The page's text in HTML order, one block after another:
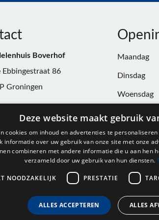
Boverhof
Ebbingestraat 86
Groningen
Maandag
Dinsdag
Woensdag
Donderdag
Vrijdag
Zaterdag
Deze website maakt gebruik
cookies om inhoud en advertenties te
informatie over uw gebruik van onze site met onze
combineren met andere informatie die u aan hen
verzameld door uw gebruik van hun diensten.
NOODZAKELIJK PRESTATIE
ALLES ACCEPTEREN ALLES